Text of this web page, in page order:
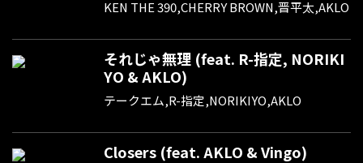
KEN THE 390,CHERRY BROWN,晋平太,AKLO
それじゃ無理 (feat. R-指定, NORIKI
YO & AKLO)
テークエム,R-指定,NORIKIYO,AKLO
Closers (feat. AKLO & Vingo)